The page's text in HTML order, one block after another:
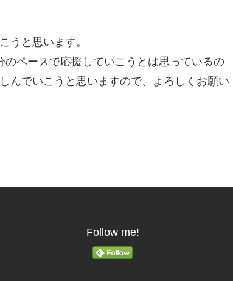
うと思います。
ペースで応援していこうとは思っているの
んでいこうと思いますので、よろしくお願い
Follow me!